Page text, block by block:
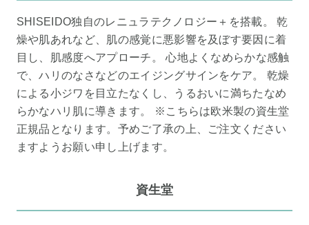
SHISEIDO独自のレニュラテクノロジー＋を搭載。 乾
燥や肌あれなど、肌の感覚に悪影響を及ぼす要因に着
目し、肌感度へアプローチ。 心地よくなめらかな感触
で、ハリのなさなどのエイジングサインをケア。 乾燥
による小ジワを目立たなくし、うるおいに満ちたなめ
らかなハリ肌に導きます。 ※こちらは欧米製の資生堂
正規品となります。予めご了承の上、ご注文ください
ますようお願い申し上げます。
資生堂